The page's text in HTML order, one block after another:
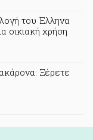
του Έλληνα
οικιακή χρήση
Ξέρετε